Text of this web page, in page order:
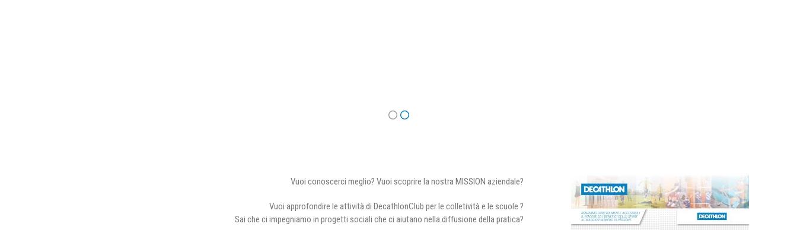
Vuoi conoscerci meglio? Vuoi scoprire la nostra MISSION aziendale?
Vuoi approfondire le attività di DecathlonClub per le colletività e le scuole ?
Sai che ci impegniamo in progetti sociali che ci aiutano nella diffusione della pratica?